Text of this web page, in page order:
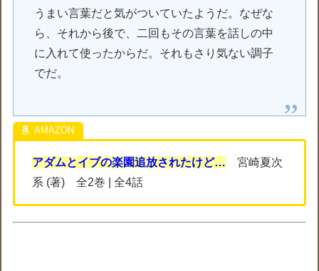
うまい言葉だと気がついていたようだ。なぜな
ら、それから後で、二回もその言葉を話しの中
に入れて使ったからだ。それもさり気ない調子
でだ。
アダムとイブの楽園追放されたけど… 宮崎夏次
系 (著) 全2巻 | 全4話